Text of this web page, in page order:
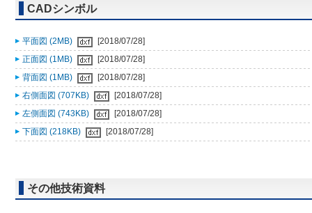
CADシンボル
平面図 (2MB)
[2018/07/28]
正面図 (1MB)
[2018/07/28]
背面図 (1MB)
[2018/07/28]
右側面図 (707KB)
[2018/07/28]
左側面図 (743KB)
[2018/07/28]
下面図 (218KB)
[2018/07/28]
その他技術資料